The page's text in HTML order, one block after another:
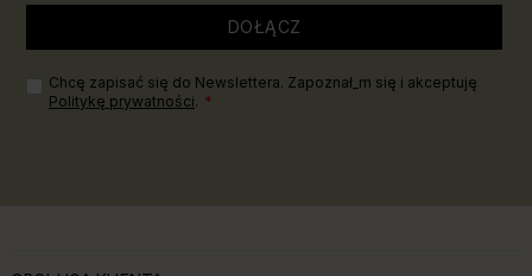
DOŁĄCZ
Chcę zapisać się do Newslettera. Zapoznał_m się i akceptuję
Politykę prywatności.